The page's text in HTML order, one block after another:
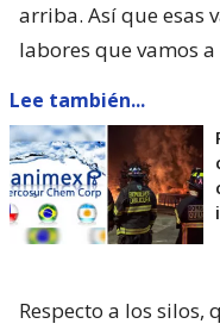
arriba. Así que esas
labores que vamos
Lee también...
Respecto a los